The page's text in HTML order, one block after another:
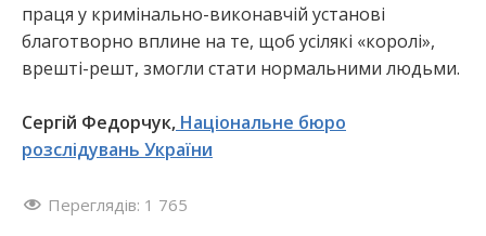
праця у кримінально-виконавчій установі
благотворно вплине на те, щоб усілякі «королі»,
врешті-решт, змогли стати нормальними людьми.
Сергій Федорчук, Національне бюро
розслідувань України
Переглядів: 1 765